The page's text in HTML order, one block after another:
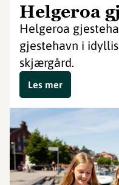
Helgeroa
Helgeroa
gjestehavn i
skjærgård.
Les mer